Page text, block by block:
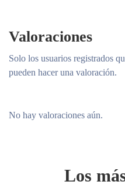
Valoraciones
No hay valoraciones aún.
Solo los usuarios registrados
pueden hacer una valoración.
Los